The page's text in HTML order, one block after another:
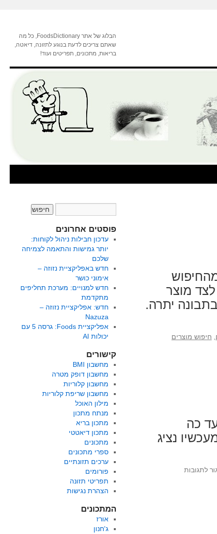
הבלוג של אתר FoodsDictionary, כל מה
שאתם צריכים לדעת בנוגע לתזונה, דיאטה,
בריאות, מתכונים, תפריטים ועוד!
מוצר
יתרה.
חיפוש מוצרים
כה
נציג
לתגובותעל
פוסטים אחרונים
עדכון חבילות ניהול לקוחות:
יותר גמישות והתאמה לצמיחה
שלכם
חדש באפליקציית נזוזה –
אימוני כושר
חדש למנויים: מערכת תחליפים
מתקדמת
חדש: אפליקציית נזוזה –
Nazuza
אפליקציית Foods: גרסה 5 עם
יכולות AI
קישורים
מחשבון BMI
מחשבון דופק מטרה
מחשבון קלוריות
מחשבון שריפת קלוריות
מילון האוכל
מנתח מתכון
מתכון בריא
מתכון דיאטטי
מתכונים
ספרי מתכונים
ערכים תזונתיים
פורומים
תפריטי תזונה
הצהרת נגישות
המתכונים
אורז
ג'חנון